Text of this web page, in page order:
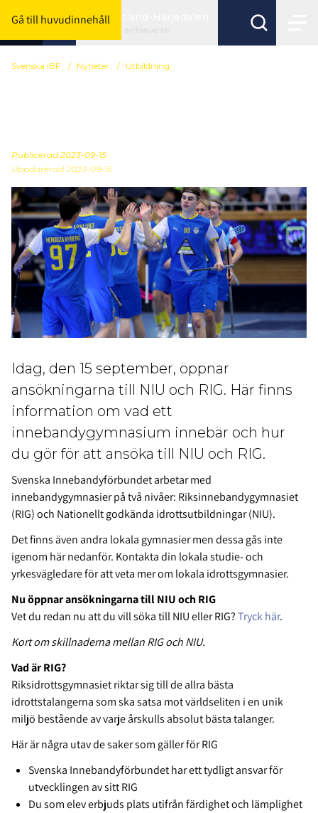
Gå till huvudinnehållJämtland-Härjedalen
Byt förbund här
Svenska IBF / Nyheter / Utbildning
Publicerad 2023-09-15
Uppdaterad 2023-09-15
Idag, den 15 september, öppnar
ansökningarna till NIU och RIG. Här finns
information om vad ett
innebandygymnasium innebär och hur
du gör för att ansöka till NIU och RIG.
Svenska Innebandyförbundet arbetar med
innebandygymnasier på två nivåer: Riksinnebandygymnasiet
(RIG) och Nationellt godkända idrottsutbildningar (NIU).
Det finns även andra lokala gymnasier men dessa gås inte
igenom här nedanför. Kontakta din lokala studie- och
yrkesvägledare för att veta mer om lokala idrottsgymnasier.
Nu öppnar ansökningarna till NIU och RIG
Vet du redan nu att du vill söka till NIU eller RIG?Tryck här.
Kort om skillnaderna mellan RIG och NIU.
Vad är RIG?
Riksidrottsgymnasiet riktar sig till de allra bästa
idrottstalangerna som ska satsa mot världseliten i en unik
miljö bestående av varje årskulls absolut bästa talanger.
Här är några utav de saker som gäller för RIG
Svenska Innebandyförbundet har ett tydligt ansvar för
utvecklingen av sitt RIG
Du som elev erbjuds plats utifrån färdighet och lämplighet